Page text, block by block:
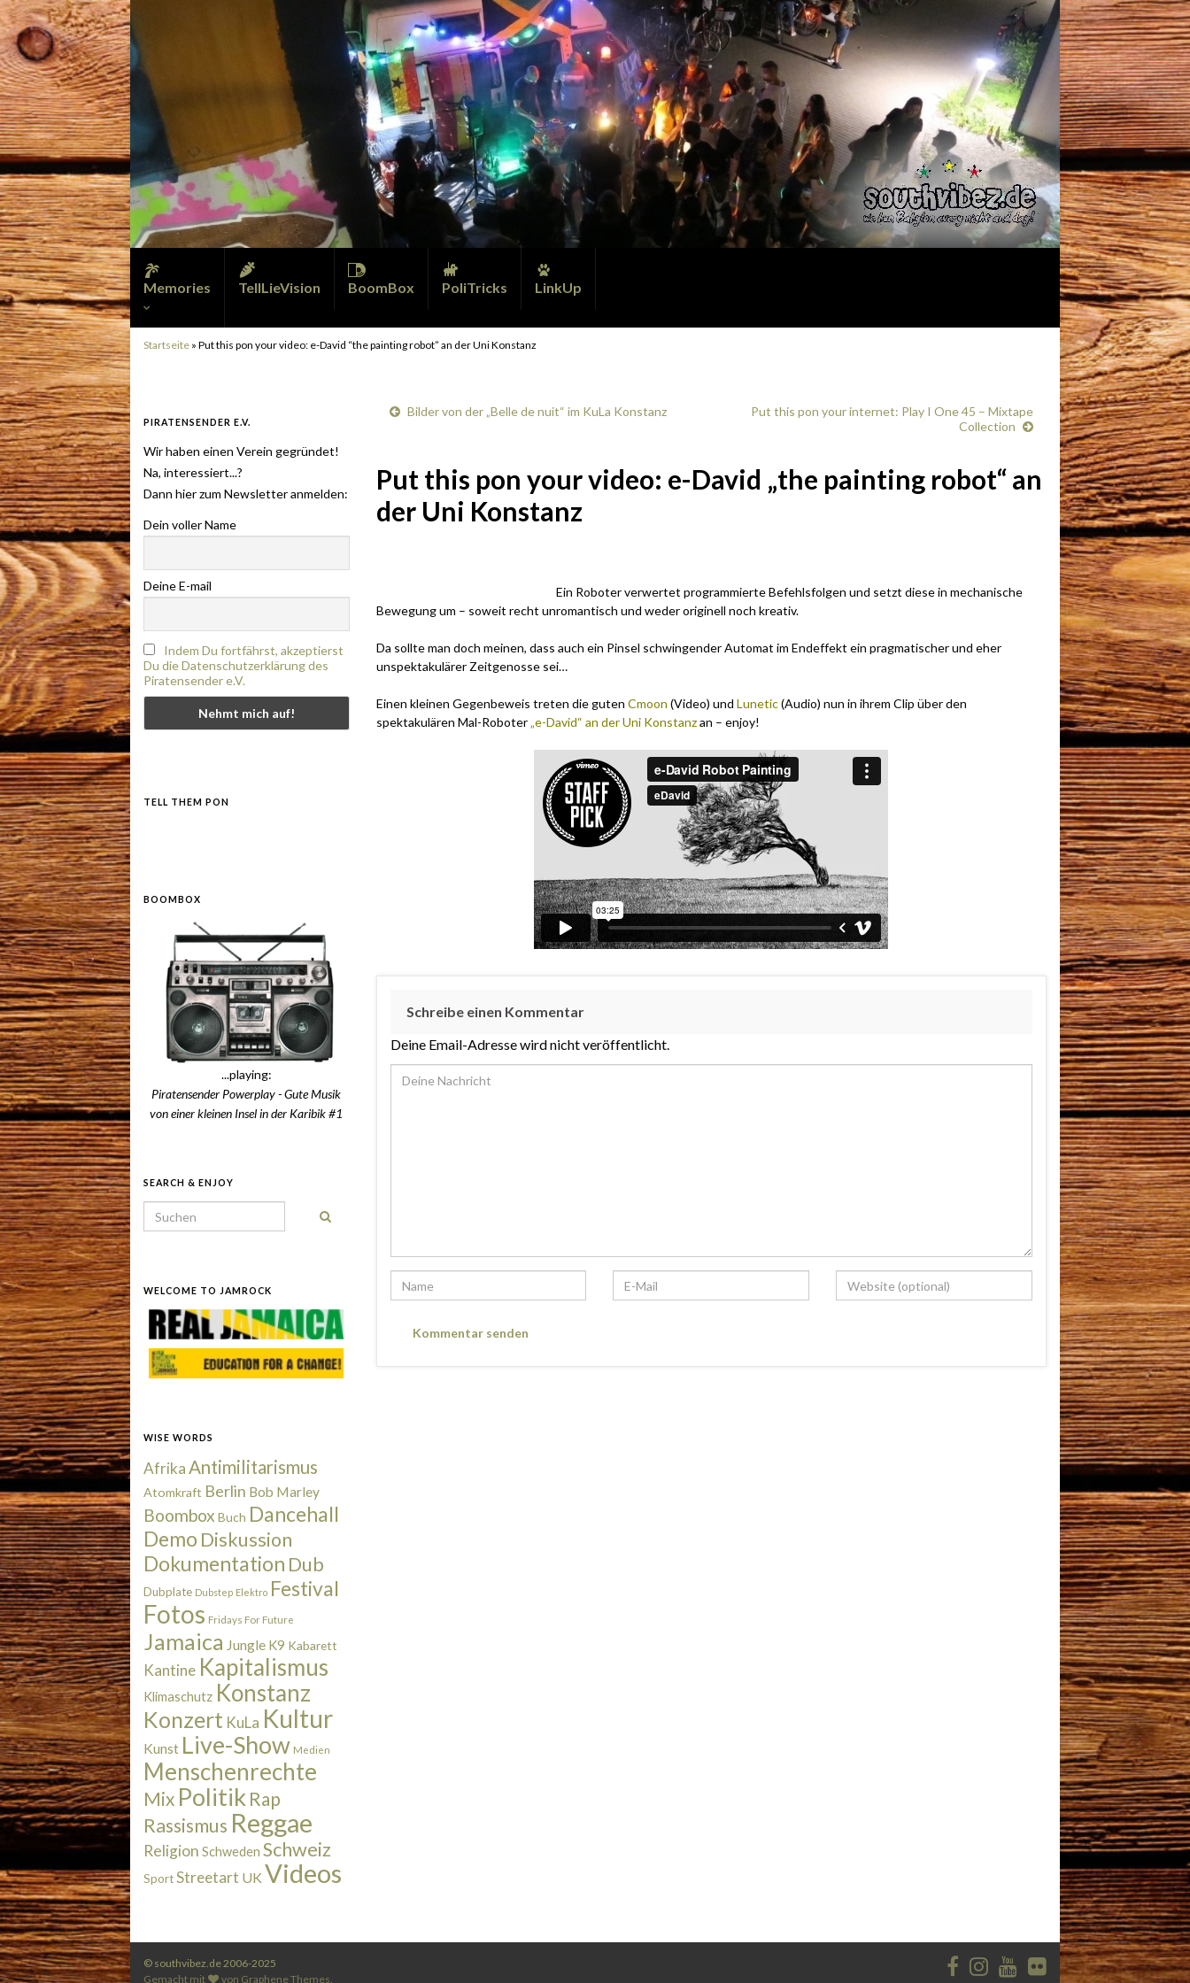
Memories TellLieVision BoomBox PoliTricks LinkUp
Startseite » Put this pon your video: e-David “the painting robot” an der Uni Konstanz
Bilder von der „Belle de nuit“ im KuLa Konstanz
Put this pon your internet: Play I One 45 – Mixtape
Collection
Put this pon your video: e-David „the painting robot“ an
der Uni Konstanz
Ein Roboter verwertet programmierte Befehlsfolgen und setzt diese in mechanische
Bewegung um – soweit recht unromantisch und weder originell noch kreativ.
Da sollte man doch meinen, dass auch ein Pinsel schwingender Automat im Endeffekt ein pragmatischer und eher
unspektakulärer Zeitgenosse sei…
Einen kleinen Gegenbeweis treten die guten Cmoon (Video) und Lunetic(Audio) nun in ihrem Clip über den
spektakulären Mal-Roboter„e-David“ an der Uni Konstanzan – enjoy!
Schreibe einen Kommentar
Deine Email-Adresse wird nicht veröffentlicht.
PIRATENSENDER E.V.
Wir haben einen Verein gegründet!
Na, interessiert...?
Dann hier zum Newsletter anmelden:
Dein voller Name
Deine E-mail
Indem Du fortfährst, akzeptierst
Du die Datenschutzerklärung des
Piratensender e.V.
TELL THEM PON
BOOMBOX
...playing:
Piratensender Powerplay - Gute Musik
von einer kleinen Insel in der Karibik #1
SEARCH & ENJOY
Search for:
WELCOME TO JAMROCK
WISE WORDS
AfrikaAntimilitarismus
Atomkraft Berlin Bob Marley
Boombox Buch Dancehall
Demo Diskussion
Dokumentation Dub
Dubplate Dubstep Elektro Festival
Fotos Fridays For Future
Jamaica Jungle K9 Kabarett
Kantine Kapitalismus
Klimaschutz Konstanz
Konzert KuLa Kultur
Kunst Live-Show Medien
Menschenrechte
Mix Politik Rap
Rassismus Reggae
Religion Schweden Schweiz
SportStreetart UKVideos
© southvibez.de 2006-2025
Gemacht mit
von Graphene Themes.